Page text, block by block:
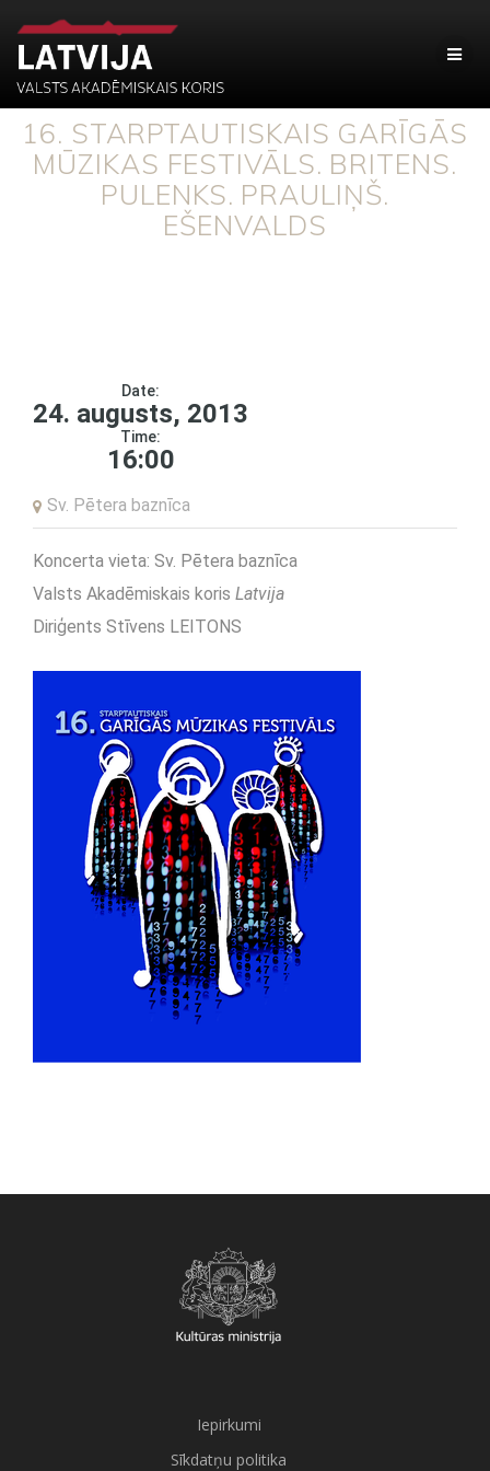
16. STARPTAUTISKAIS GARĪGĀS
MŪZIKAS FESTIVĀLS. BRITENS.
PULENKS. PRAULIŅŠ.
EŠENVALDS
Date:
24. augusts, 2013
Time:
16:00
Sv. Pētera baznīca
Koncerta vieta: Sv. Pētera baznīca
Valsts Akadēmiskais koris Latvija
Diriģents Stīvens LEITONS
Iepirkumi
Sīkdatņu politika